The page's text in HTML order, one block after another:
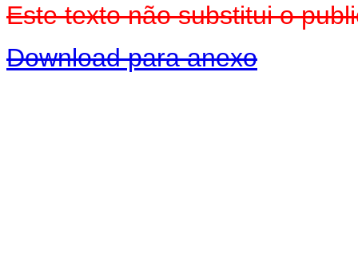
Este texto não substitui o
Download para anexo